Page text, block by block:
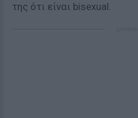
της ότι είναι bisexual.